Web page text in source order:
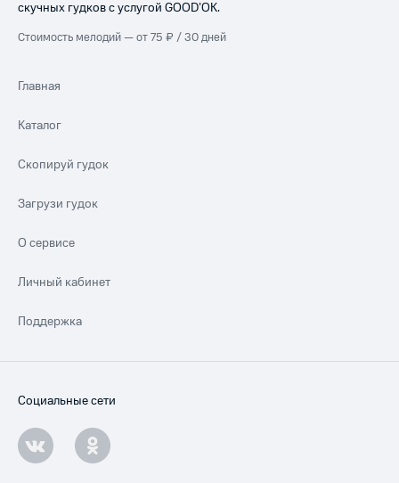
скучных гудков с услугой GOOD’OK.
Стоимость мелодий — от 75 ₽ / 30 дней
Главная
Каталог
Скопируй гудок
Загрузи гудок
О сервисе
Личный кабинет
Поддержка
Социальные сети